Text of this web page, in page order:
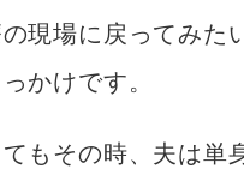
現場に戻ってみた
かけです。
もその時、夫は単